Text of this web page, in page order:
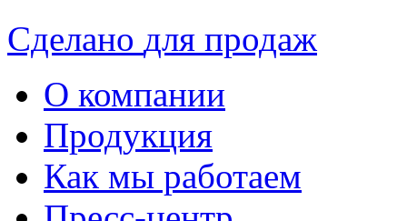
Сделано для продаж
О компании
Продукция
Как мы работаем